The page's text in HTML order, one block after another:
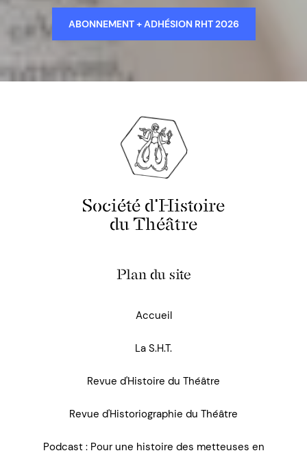
ABONNEMENT + ADHÉSION RHT 2026
Société d'Histoire
du Théâtre
Plan du site
Accueil
La S.H.T.
Revue d'Histoire du Théâtre
Revue d'Historiographie du Théâtre
Podcast : Pour une histoire des metteuses en